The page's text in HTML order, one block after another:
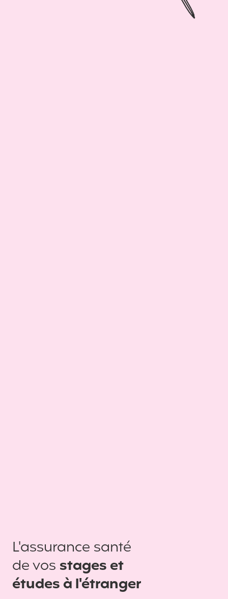
L'assurance santé
de vos stages et
études à l'étranger